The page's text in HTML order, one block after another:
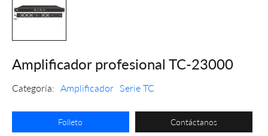
Amplificador profesional TC-23000
Categoría: Amplificador Serie TC
Folleto Contáctanos